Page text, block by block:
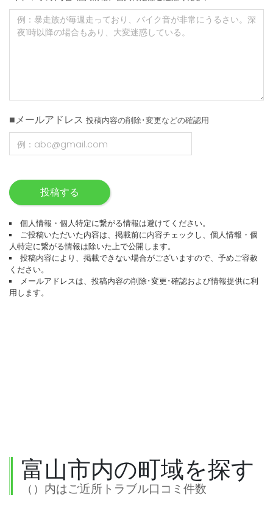
■メールアドレス 投稿内容の削除･変更などの確認用
投稿する
個人情報・個人特定に繋がる情報は避けてください。
ご投稿いただいた内容は、掲載前に内容チェックし、個人情報・個
人特定に繋がる情報は除いた上で公開します。
投稿内容により、掲載できない場合がございますので、予めご容赦
ください。
メールアドレスは、投稿内容の削除･変更･確認および情報提供に利
用します。
富山市内の町域を探す
（）内はご近所トラブル口コミ件数